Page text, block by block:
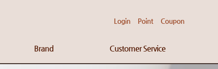
Login Point Coupon
Brand Customer Service